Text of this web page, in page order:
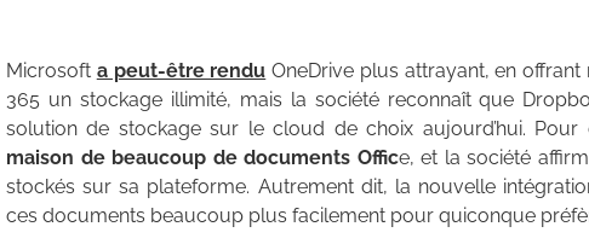
Microsoft a peut-être rendu OneDrive plus attrayant, en offrant
365 un stockage illimité, mais la société reconnaît que
solution de stockage sur le cloud de choix aujourd’hui. Pour
maison de beaucoup de documents Office, et la société
stockés sur sa plateforme. Autrement dit, la nouvelle
ces documents beaucoup plus facilement pour quiconque